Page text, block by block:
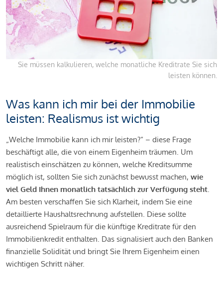
Sie müssen kalkulieren, welche monatliche Kreditrate Sie sich
leisten können.
Was kann ich mir bei der Immobilie
leisten: Realismus ist wichtig
„Welche Immobilie kann ich mir leisten?“ – diese Frage
beschäftigt alle, die von einem Eigenheim träumen. Um
realistisch einschätzen zu können, welche Kreditsumme
möglich ist, sollten Sie sich zunächst bewusst machen, wie
viel Geld Ihnen monatlich tatsächlich zur Verfügung steht.
Am besten verschaffen Sie sich Klarheit, indem Sie eine
detaillierte Haushaltsrechnung aufstellen. Diese sollte
ausreichend Spielraum für die künftige Kreditrate für den
Immobilienkredit enthalten. Das signalisiert auch den Banken
finanzielle Solidität und bringt Sie Ihrem Eigenheim einen
wichtigen Schritt näher.